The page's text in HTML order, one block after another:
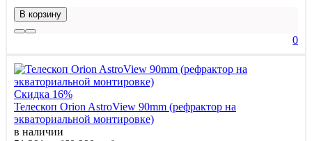
В корзину
0
Скидка 16%
Телескоп Orion AstroView 90mm (рефрактор на
экваториальной монтировке)
в наличии